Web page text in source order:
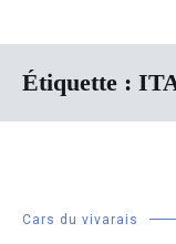
Étiquette :
Cars du vivarais